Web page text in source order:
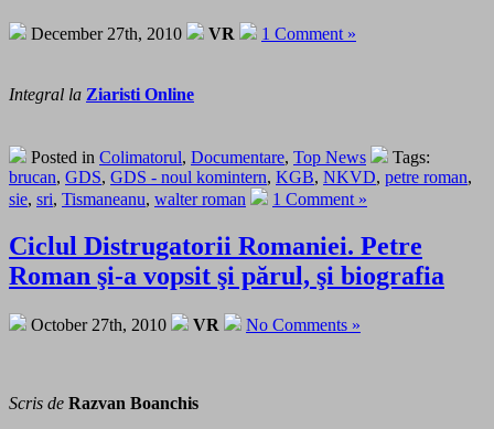
December 27th, 2010 VR 1 Comment »
Integral la Ziaristi Online
Posted in Colimatorul, Documentare, Top News
Tags:
brucan, GDS, GDS - noul komintern, KGB, NKVD, petre roman,
sie, sri, Tismaneanu, walter roman 1 Comment »
Ciclul Distrugatorii Romaniei. Petre
Roman şi-a vopsit şi părul, şi biografia
October 27th, 2010 VR No Comments »
Scris de Razvan Boanchis